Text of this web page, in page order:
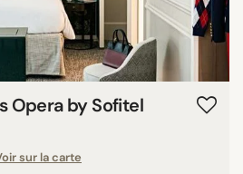
Opera by Sofitel
sur la carte